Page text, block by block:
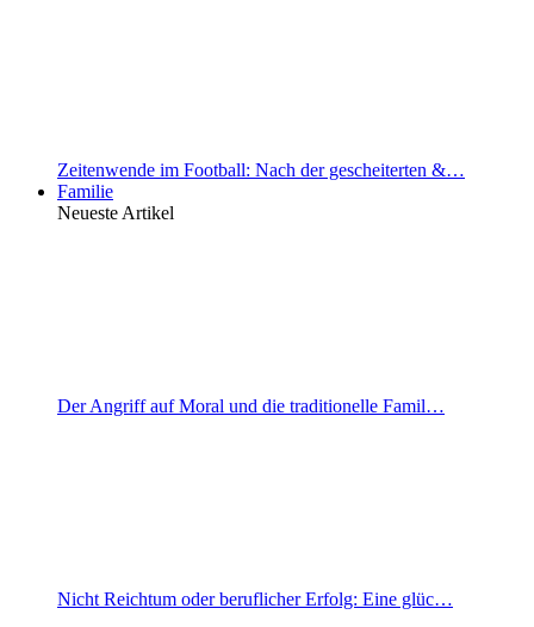
Zeitenwende im Football: Nach der gescheiterten &…
Familie
Neueste Artikel
Der Angriff auf Moral und die traditionelle Famil…
Nicht Reichtum oder beruflicher Erfolg: Eine glüc…